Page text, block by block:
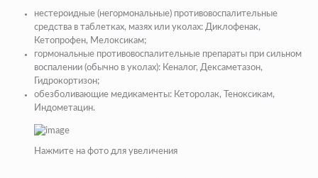
нестероидные (негормональные) противовоспалительные
средства в таблетках, мазях или уколах: Диклофенак,
Кетопрофен, Мелоксикам;
гормональные противовоспалительные препараты при сильном
воспалении (обычно в уколах): Кеналог, Дексаметазон,
Гидрокортизон;
обезболивающие медикаменты: Кеторолак, Теноксикам,
Индометацин.
Нажмите на фото для увеличения